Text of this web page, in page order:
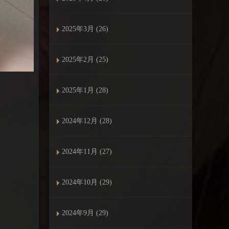
2025年3月 (26)
2025年2月 (25)
2025年1月 (28)
2024年12月 (28)
2024年11月 (27)
2024年10月 (29)
2024年9月 (29)